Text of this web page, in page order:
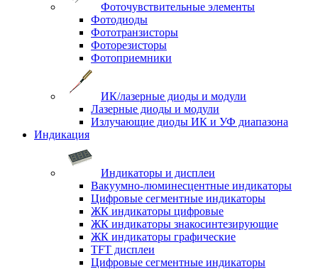
Фоточувствительные элементы
Фотодиоды
Фототранзисторы
Фоторезисторы
Фотоприемники
ИК/лазерные диоды и модули
Лазерные диоды и модули
Излучающие диоды ИК и УФ диапазона
Индикация
Индикаторы и дисплеи
Вакуумно-люминесцентные индикаторы
Цифровые сегментные индикаторы
ЖК индикаторы цифровые
ЖК индикаторы знакосинтезирующие
ЖК индикаторы графические
TFT дисплеи
Цифровые сегментные индикаторы